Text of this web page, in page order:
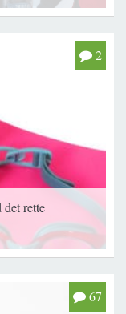
>
det rette
2
67